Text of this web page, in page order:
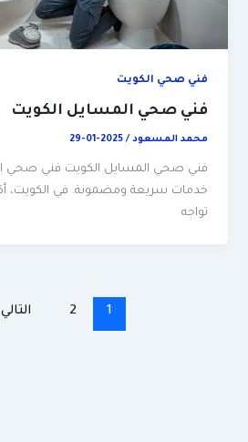
فني صحي الكويت
فني صحي المسايل الكويت
محمد المسعود/
2025-01-29
فني صحي المسايل الكويت فني صحي
تواجه
1
2 التالي